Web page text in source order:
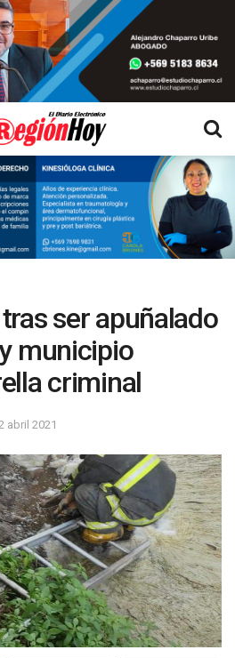
ser apuñalado
municipio
criminal
abril 2021